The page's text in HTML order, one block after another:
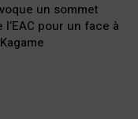
un sommet
pour un face à